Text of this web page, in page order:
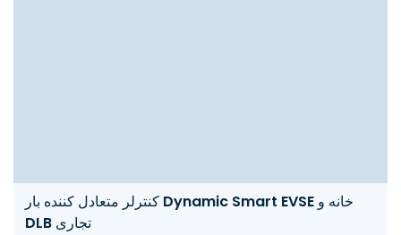
کنترلر متعادل کننده بار Dynamic Smart EVSE خانه و
DLB تجاری